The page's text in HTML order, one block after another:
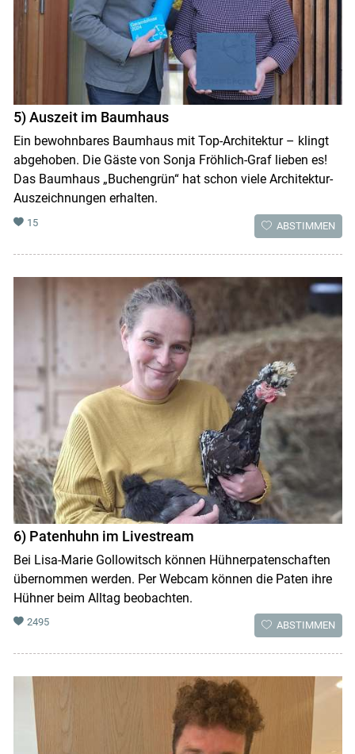
5) Auszeit im Baumhaus
Ein bewohnbares Baumhaus mit Top-Architektur – klingt
abgehoben. Die Gäste von Sonja Fröhlich-Graf lieben es!
Das Baumhaus „Buchengrün“ hat schon viele Architektur-
Auszeichnungen erhalten.
15 ABSTIMMEN
6) Patenhuhn im Livestream
Bei Lisa-Marie Gollowitsch können Hühnerpatenschaften
übernommen werden. Per Webcam können die Paten ihre
Hühner beim Alltag beobachten.
2495 ABSTIMMEN